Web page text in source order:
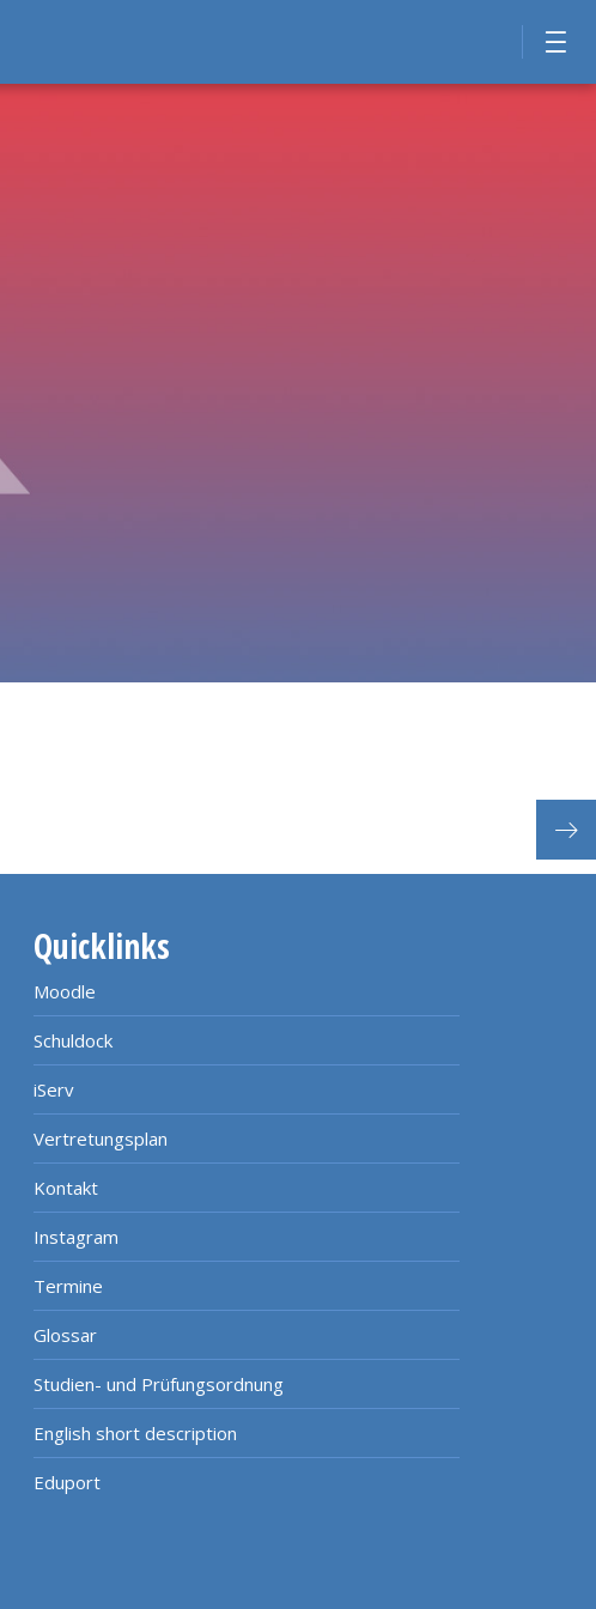
Quicklinks
Moodle
Schuldock
iServ
Vertretungsplan
Kontakt
Instagram
Termine
Glossar
Studien- und Prüfungsordnung
English short description
Eduport